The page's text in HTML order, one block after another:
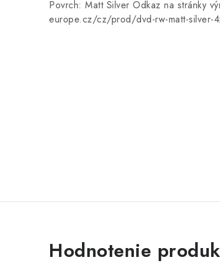
Povrch: Matt Silver Odkaz na stránky
europe.cz/cz/prod/dvd-rw-matt-silver-
Hodnotenie